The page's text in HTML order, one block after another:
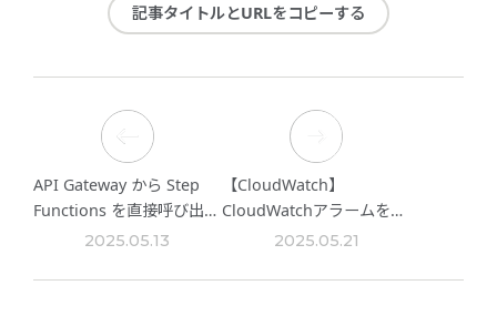
記事タイトルとURLをコピーする
API Gateway から Step
Functions を直接呼び出す
2025.05.13
【CloudWatch】
CloudWatchアラームを見
やすくする方法3選
2025.05.21